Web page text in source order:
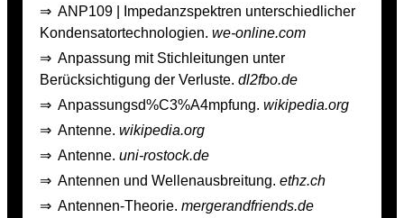
⇒ ANP109 | Impedanzspektren unterschiedlicher
Kondensatortechnologien. we-online.com
⇒ Anpassung mit Stichleitungen unter
Berücksichtigung der Verluste. dl2fbo.de
⇒ Anpassungsd%C3%A4mpfung. wikipedia.org
⇒ Antenne. wikipedia.org
⇒ Antenne. uni-rostock.de
⇒ Antennen und Wellenausbreitung. ethz.ch
⇒ Antennen-Theorie. mergerandfriends.de